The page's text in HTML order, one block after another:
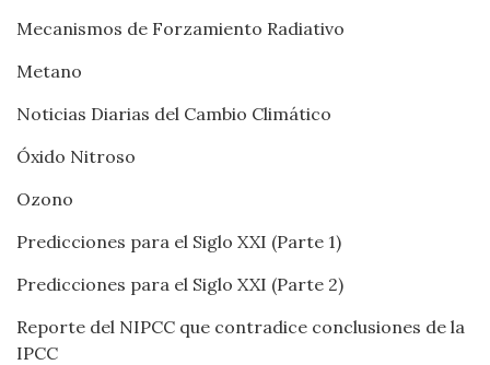
Mecanismos de Forzamiento Radiativo
Metano
Noticias Diarias del Cambio Climático
Óxido Nitroso
Ozono
Predicciones para el Siglo XXI (Parte 1)
Predicciones para el Siglo XXI (Parte 2)
Reporte del NIPCC que contradice conclusiones de la
IPCC